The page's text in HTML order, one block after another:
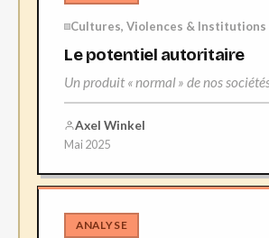
Cultures, Violences & Institutions
Le potentiel autoritaire
Un produit « normal » de nos
Axel Winkel
Mai 2025
ANALYSE